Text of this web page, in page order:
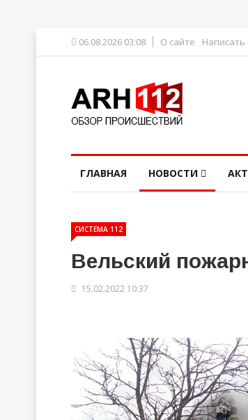
06.08.2026 03:08 О сайте Написать
ГЛАВНАЯ НОВОСТИ
СИСТЕМА 112
Вельский
15.02.2022 10:37